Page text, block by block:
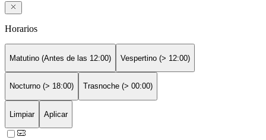
Horarios
Matutino (Antes de las 12:00) Vespertino (> 12:00)
Nocturno (> 18:00) Trasnoche (> 00:00)
Limpiar Aplicar